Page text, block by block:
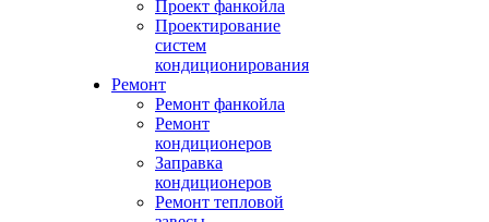
Проект фанкойла
Проектирование
систем
кондиционирования
Ремонт
Ремонт фанкойла
Ремонт
кондиционеров
Заправка
кондиционеров
Ремонт тепловой